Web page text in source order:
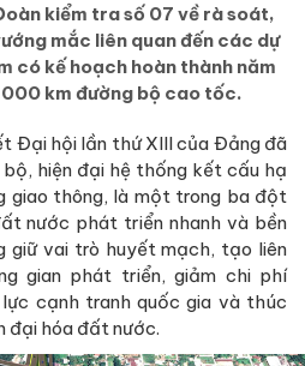
kiểm tra số 07 về rà soát,
mắc liên quan đến các dự
có kế hoạch hoàn thành năm
km đường bộ cao tốc.
Đại hội lần thứ XIII của Đảng đã
hiện đại hệ thống kết cấu hạ
giao thông, là một trong ba đột
nước phát triển nhanh và bền
giữ vai trò huyết mạch, tạo liên
gian phát triển, giảm chi phí
cạnh tranh quốc gia và thúc
đại hóa đất nước.